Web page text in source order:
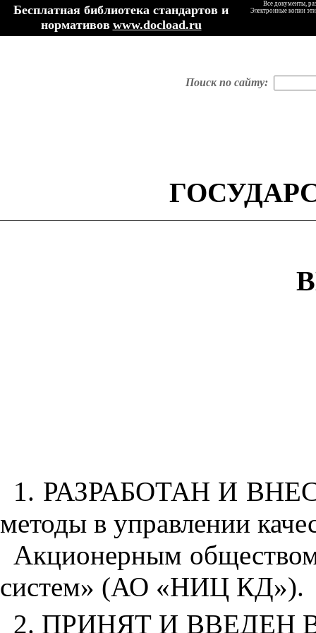
Бесплатная библиотека стандартов и
нормативов www.docload.ru
Все документы,
Электронные копии
Поиск по сайту:
1. РАЗРАБОТАН И
методы в управлении
Акционерным обществом
систем» (АО «НИЦ КД»).
2. ПРИНЯТ И ВВЕДЕН В